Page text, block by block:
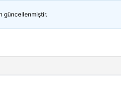
güncellenmiştir.